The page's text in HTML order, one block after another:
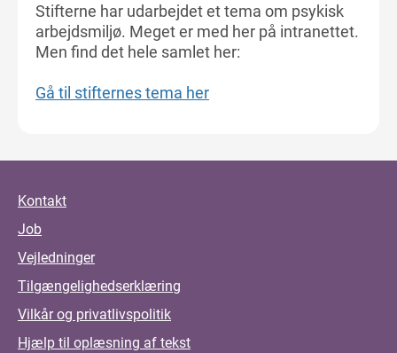
Stifterne har udarbejdet et tema om psykisk
arbejdsmiljø. Meget er med her på intranettet.
Men find det hele samlet her:
Gå til stifternes tema her
Kontakt
Job
Vejledninger
Tilgængelighedserklæring
Vilkår og privatlivspolitik
Hjælp til oplæsning af tekst